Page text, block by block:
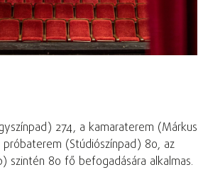
274, a kamaraterem (Márkus
(Stúdiószínpad) 80, az
szintén 80 fő befogadására alkalmas.